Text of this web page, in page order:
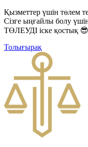
Қызметтер үшін төлем
Сізге ыңғайлы болу
ТӨЛЕУДІ іске қостық 😎
Толығырақ